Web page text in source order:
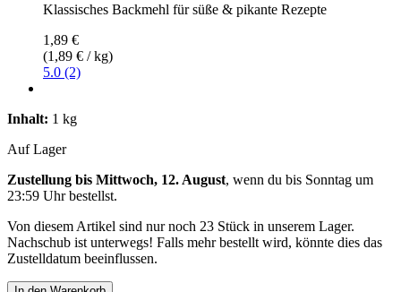
Klassisches Backmehl für süße & pikante Rezepte
1,89 €
(1,89 € / kg)
5.0 (2)
Inhalt: 1 kg
Auf Lager
Zustellung bis Mittwoch, 12. August, wenn du bis Sonntag um
23:59 Uhrbestellst.
Von diesem Artikel sind nur noch 23 Stück in unserem Lager.
Nachschub ist unterwegs! Falls mehr bestellt wird, könnte dies das
Zustelldatum beeinflussen.